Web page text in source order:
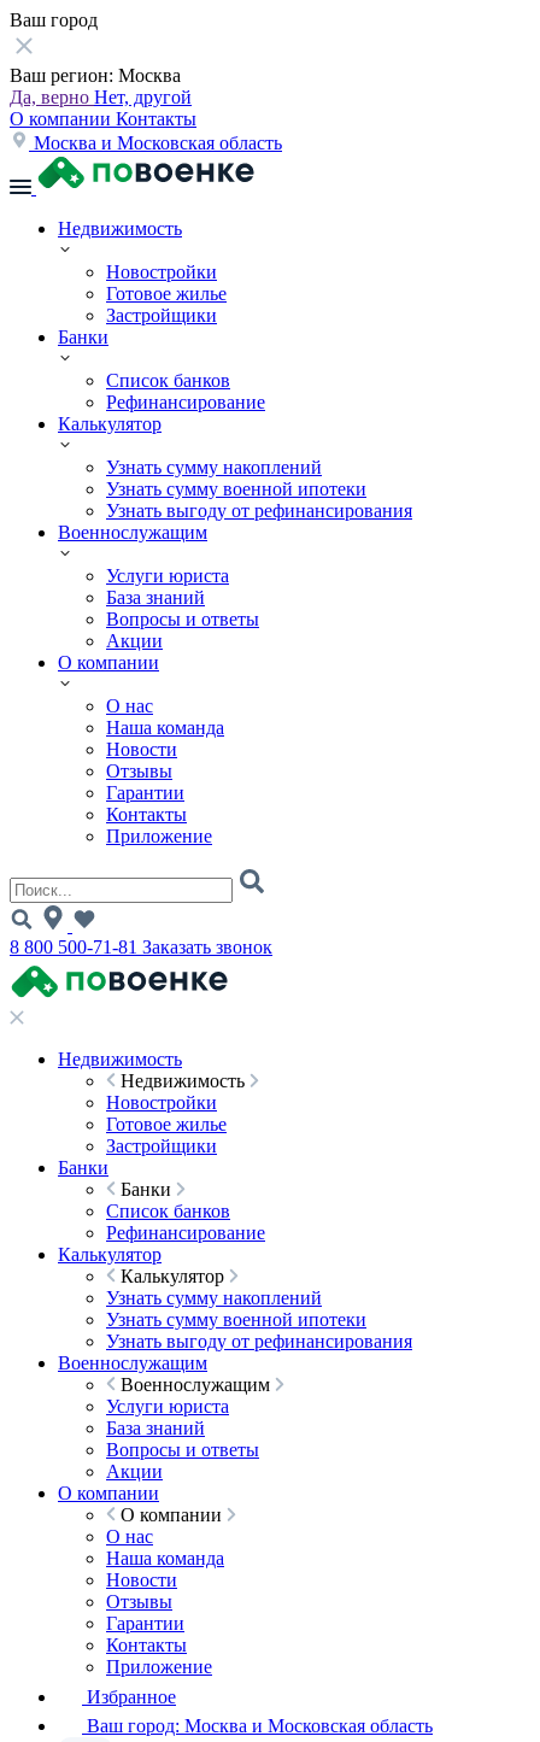
Ваш город
Ваш регион: Москва
Да, верно Нет, другой
О компании Контакты
Москва и Московская область
Недвижимость
Новостройки
Готовое жилье
Застройщики
Банки
Список банков
Рефинансирование
Калькулятор
Узнать сумму накоплений
Узнать сумму военной ипотеки
Узнать выгоду от рефинансирования
Военнослужащим
Услуги юриста
База знаний
Вопросы и ответы
Акции
О компании
О нас
Наша команда
Новости
Отзывы
Гарантии
Контакты
Приложение
8 800 500-71-81 Заказать звонок
Недвижимость
Недвижимость
Новостройки
Готовое жилье
Застройщики
Банки
Банки
Список банков
Рефинансирование
Калькулятор
Калькулятор
Узнать сумму накоплений
Узнать сумму военной ипотеки
Узнать выгоду от рефинансирования
Военнослужащим
Военнослужащим
Услуги юриста
База знаний
Вопросы и ответы
Акции
О компании
О компании
О нас
Наша команда
Новости
Отзывы
Гарантии
Контакты
Приложение
Избранное
Ваш город: Москва и Московская область